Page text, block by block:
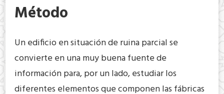
Método
Un edificio en situación de ruina parcial se
convierte en una muy buena fuente de
información para, por un lado, estudiar los
diferentes elementos que componen las fábricas